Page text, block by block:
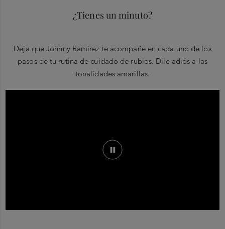
¿Tienes un minuto?
Deja que Johnny Ramirez te acompañe en cada uno de los
pasos de tu rutina de cuidado de rubios. Dile adiós a las
tonalidades amarillas.